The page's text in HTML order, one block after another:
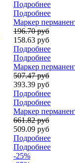
Подробнее
Подробнее
Маркер
196.70 руб
158.63 руб
Подробнее
Подробнее
Маркер
507.47 руб
393.39 руб
Подробнее
Подробнее
Маркер
661.82 руб
509.09 руб
Подробнее
Подробнее
-25%